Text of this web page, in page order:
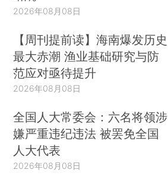
2026年08月08日
【周刊提前读】海南爆发历史
最大赤潮 渔业基础研究与防
范应对亟待提升
2026年08月08日
全国人大常委会：六名将领涉
嫌严重违纪违法 被罢免全国
人大代表
2026年08月08日